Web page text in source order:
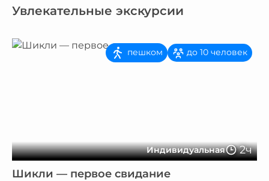
Увлекательные экскурсии
Индивидуальная 2ч
пешком до 10 человек
Шикли — первое свидание